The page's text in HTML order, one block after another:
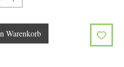
Warenkorb